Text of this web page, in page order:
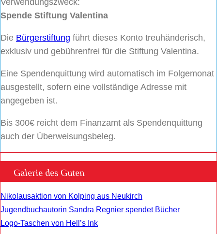
Verwendungszweck:
Spende Stiftung Valentina
Die Bürgerstiftung führt dieses Konto treuhänderisch,
exklusiv und gebührenfrei für die Stiftung Valentina.
Eine Spendenquittung wird automatisch im Folgemonat
ausgestellt, sofern eine vollständige Adresse mit
angegeben ist.
Bis 300€ reicht dem Finanzamt als Spendenquittung
auch der Überweisungsbeleg.
Galerie des Guten
Nikolausaktion von Kolping aus Neukirch
Jugendbuchautorin Sandra Regnier spendet Bücher
Logo-Taschen von Hell’s Ink